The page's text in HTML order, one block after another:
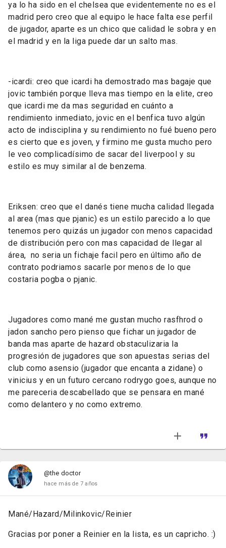
ya lo ha sido en el chelsea que evidentemente no es el
madrid pero creo que al equipo le hace falta ese perfil
de jugador, aparte es un chico que calidad le sobra y en
el madrid y en la liga puede dar un salto mas.
-icardi: creo que icardi ha demostrado mas bagaje que
jovic también porque lleva mas tiempo en la elite, creo
que icardi me da mas seguridad en cuánto a
rendimiento inmediato, jovic en el benfica tuvo algún
acto de indisciplina y su rendimiento no fué bueno pero
es cierto que es joven, y firmino me gusta mucho pero
le veo complicadísimo de sacar del liverpool y su
estilo es muy similar al de benzema.
Eriksen: creo que el danés tiene mucha calidad llegada
al area (mas que pjanic) es un estilo parecido a lo que
tenemos pero quizás un jugador con menos capacidad
de distribución pero con mas capacidad de llegar al
área, no seria un fichaje facil pero en último año de
contrato podriamos sacarle por menos de lo que
costaria pogba o pjanic.
Jugadores como mané me gustan mucho rasfhrod o
jadon sancho pero pienso que fichar un jugador de
banda mas aparte de hazard obstaculizaria la
progresión de jugadores que son apuestas serias del
club como asensio (jugador que encanta a zidane) o
vinicius y en un futuro cercano rodrygo goes, aunque no
me pareceria descabellado que se pensara en mané
como delantero y no como extremo.
@the doctor
hace más de 7 años
Mané/Hazard/Milinkovic/Reinier
Gracias por poner a Reinier en la lista, es un capricho. :)